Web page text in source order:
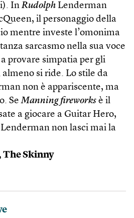
In Rudolph Lenderman
il personaggio della
mentre investe l’omonima
sarcasmo nella sua voce
provare simpatia per gli
si ride. Lo stile da
non è appariscente, ma
SeManning fireworks è il
a giocare a Guitar Hero,
non lasci mai la
The Skinny